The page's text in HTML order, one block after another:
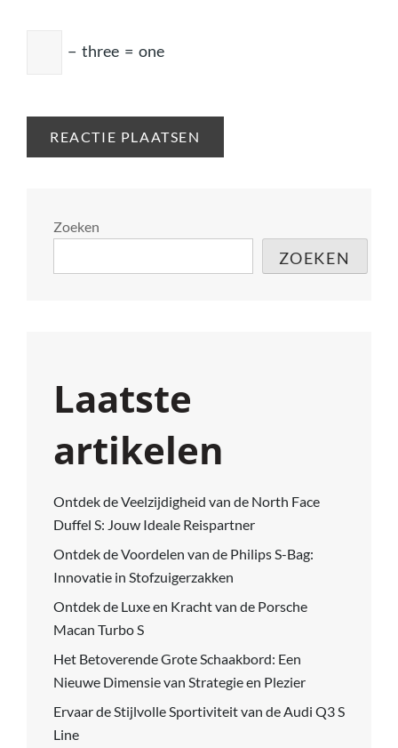
− three = one
Zoeken
ZOEKEN
Laatste
artikelen
Ontdek de Veelzijdigheid van de North Face
Duffel S: Jouw Ideale Reispartner
Ontdek de Voordelen van de Philips S-Bag:
Innovatie in Stofzuigerzakken
Ontdek de Luxe en Kracht van de Porsche
Macan Turbo S
Het Betoverende Grote Schaakbord: Een
Nieuwe Dimensie van Strategie en Plezier
Ervaar de Stijlvolle Sportiviteit van de Audi Q3 S
Line